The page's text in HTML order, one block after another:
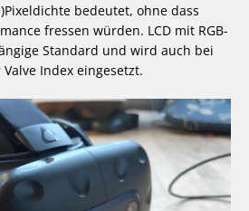
bedeutet, ohne dass
fressen würden. LCD mit RGB-
Standard und wird auch bei
Index eingesetzt.